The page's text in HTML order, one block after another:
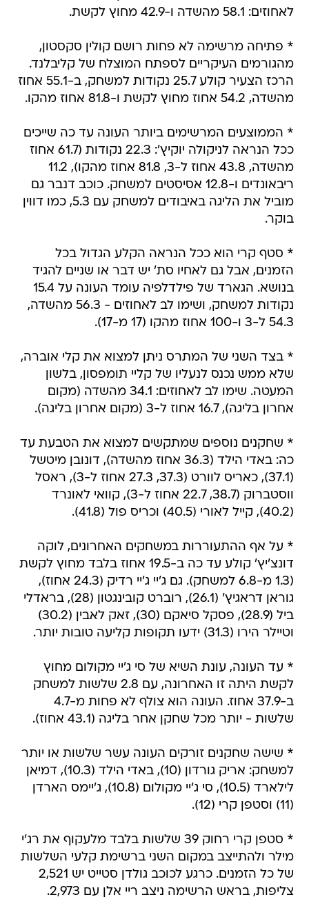
לאחוזים: 58.1 מהשדה ו-42.9 מחוץ לקשת.
* פתיחה מרשימה לא פחות רושם קולין סקסטון,
מהגורמים העיקריים לספתח המוצלח של קליבלנד.
הרכז הצעיר קולע 25.7 נקודות למשחק, ב-55.1 אחוז
מהשדה, 54.2 אחוז מחוץ לקשת ו-81.8 אחוז מהקו.
* הממוצעים המרשימים ביותר העונה עד כה שייכים
ככל הנראה לניקולה יוקיץ': 22.3 נקודות (61.7 אחוז
מהשדה, 43.8 אחוז ל-3, 81.8 אחוז מהקו), 11.2
ריבאונדים ו-12.8 אסיסטים למשחק. כוכב דנבר גם
מוביל את הליגה באיבודים למשחק עם 5.3, כמו דווין
בוקר.
* סטף קרי הוא ככל הנראה הקלע הגדול בכל
הזמנים, אבל גם לאחיו סת' יש דבר או שניים להגיד
בנושא. הגארד של פילדלפיה עומד העונה על 15.4
נקודות למשחק, ושימו לב לאחוזים - 56.3 מהשדה,
54.3 ל-3 ו-100 אחוז מהקו (17 מ-17).
* בצד השני של המתרס ניתן למצוא את קלי אוברה,
שלא ממש נכנס לנעליו של קליי תומפסון, בלשון
המעטה. שימו לב לאחוזים: 34.1 מהשדה (מקום
אחרון בליגה), 16.7 אחוז ל-3 (מקום אחרון בליגה).
* שחקנים נוספים שמתקשים למצוא את הטבעת עד
כה: באדי הילד (36.3 אחוז מהשדה), דונובן מיטשל
(37.1), כאריס לוורט (37.3, 27.3 אחוז ל-3), ראסל
ווסטברוק (38.7, 22.7 אחוז ל-3), קוואי לאונרד
(40.2), קייל לאורי (40.5) וכריס פול (41.8).
* על אף ההתעוררות במשחקים האחרונים, לוקה
דונצ'יץ' קולע עד כה ב-19.5 אחוז בלבד מחוץ לקשת
(1.3 מ-6.8 למשחק). גם ג'יי ג'יי רדיק (24.3 אחוז),
גוראן דראגיץ' (26.1), רוברט קובינגטון (28), בראדלי
ביל (28.9), פסקל סיאקם (30), זאק לאבין (30.2)
וטיילר הירו (31.3) ידעו תקופות קליעה טובות יותר.
* עד העונה, עונת השיא של סי ג'יי מקולום מחוץ
לקשת היתה זו האחרונה, עם 2.8 שלשות למשחק
ב-37.9 אחוז. העונה הוא צולף לא פחות מ-4.7
שלשות - יותר מכל שחקן אחר בליגה (43.1 אחוז).
* שישה שחקנים זורקים העונה עשר שלשות או יותר
למשחק: אריק גורדון (10), באדי הילד (10.3), דמיאן
לילארד (10.5), סי ג'יי מקולום (10.8), ג'יימס הארדן
(11) וסטפן קרי (12).
* סטפן קרי רחוק 39 שלשות בלבד מלעקוף את רג'י
מילר ולהתייצב במקום השני ברשימת קלעי השלשות
של כל הזמנים. כרגע לכוכב גולדן סטייט יש 2,521
צליפות, בראש הרשימה ניצב ריי אלן עם 2,973.